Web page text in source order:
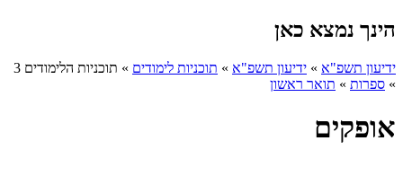
הינך נמצא כאן
ידיעון תשפ"א » ידיעון תשפ"א » תוכניות לימודים » תוכניות הלימודים 3
» ספרות » תואר ראשון
אופקים